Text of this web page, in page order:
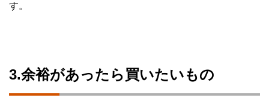
す。
3.余裕があったら買いたいもの